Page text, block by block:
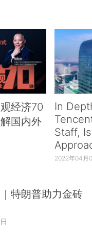
经济70
国内外
In
Staff, Is
2022年04月
特朗普助力金砖